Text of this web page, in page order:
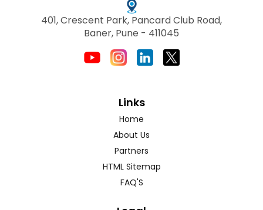
401, Crescent Park, Pancard Club Road,
Baner, Pune - 411045
Links
Home
About Us
Partners
HTML Sitemap
FAQ'S